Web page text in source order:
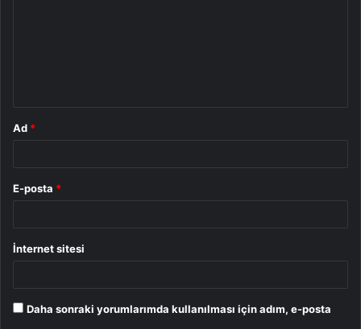
Ad *
E-posta *
İnternet sitesi
Daha sonraki yorumlarımda kullanılması için adım, e-posta